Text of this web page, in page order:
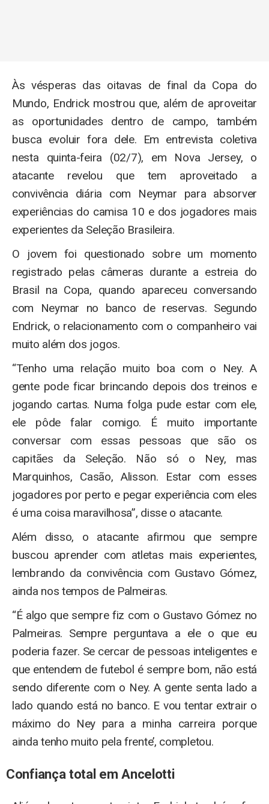
Às vésperas das oitavas de final da Copa do
Mundo, Endrick mostrou que, além de aproveitar
as oportunidades dentro de campo, também
busca evoluir fora dele. Em entrevista coletiva
nesta quinta-feira (02/7), em Nova Jersey, o
atacante revelou que tem aproveitado a
convivência diária com Neymar para absorver
experiências do camisa 10 e dos jogadores mais
experientes da Seleção Brasileira.
O jovem foi questionado sobre um momento
registrado pelas câmeras durante a estreia do
Brasil na Copa, quando apareceu conversando
com Neymar no banco de reservas. Segundo
Endrick, o relacionamento com o companheiro vai
muito além dos jogos.
“Tenho uma relação muito boa com o Ney. A
gente pode ficar brincando depois dos treinos e
jogando cartas. Numa folga pude estar com ele,
ele pôde falar comigo. É muito importante
conversar com essas pessoas que são os
capitães da Seleção. Não só o Ney, mas
Marquinhos, Casão, Alisson. Estar com esses
jogadores por perto e pegar experiência com eles
é uma coisa maravilhosa”, disse o atacante.
Além disso, o atacante afirmou que sempre
buscou aprender com atletas mais experientes,
lembrando da convivência com Gustavo Gómez,
ainda nos tempos de Palmeiras.
“É algo que sempre fiz com o Gustavo Gómez no
Palmeiras. Sempre perguntava a ele o que eu
poderia fazer. Se cercar de pessoas inteligentes e
que entendem de futebol é sempre bom, não está
sendo diferente com o Ney. A gente senta lado a
lado quando está no banco. E vou tentar extrair o
máximo do Ney para a minha carreira porque
ainda tenho muito pela frente’, completou.
Confiança total em Ancelotti